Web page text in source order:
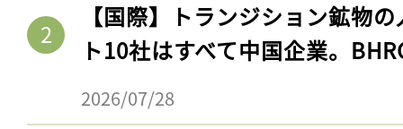
【国際】トランジション鉱物
ト10社はすべて中国企業。
2026/07/28
ログイン